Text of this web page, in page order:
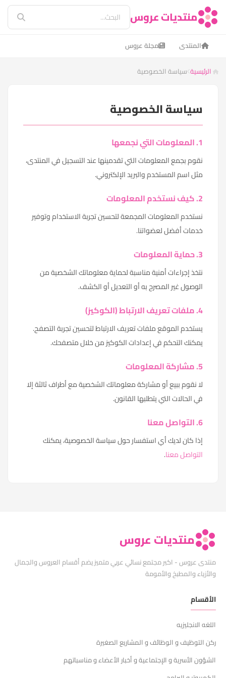
منتديات عروس
المنتدى مجلة عروس
الرئيسية سياسة الخصوصية
سياسة الخصوصية
1. المعلومات التي نجمعها
نقوم بجمع المعلومات التي تقدمينها عند التسجيل في المنتدى،
مثل اسم المستخدم والبريد الإلكتروني.
2. كيف نستخدم المعلومات
نستخدم المعلومات المجمعة لتحسين تجربة الاستخدام وتوفير
خدمات أفضل لعضواتنا.
3. حماية المعلومات
نتخذ إجراءات أمنية مناسبة لحماية معلوماتك الشخصية من
الوصول غير المصرح به أو التعديل أو الكشف.
4. ملفات تعريف الارتباط (الكوكيز)
يستخدم الموقع ملفات تعريف الارتباط لتحسين تجربة التصفح.
يمكنك التحكم في إعدادات الكوكيز من خلال متصفحك.
5. مشاركة المعلومات
لا نقوم ببيع أو مشاركة معلوماتك الشخصية مع أطراف ثالثة إلا
في الحالات التي يتطلبها القانون.
6. التواصل معنا
إذا كان لديك أي استفسار حول سياسة الخصوصية، يمكنك
التواصل معنا.
منتديات عروس
منتدى عروس - اكبر مجتمع نسائي عربي متميز يضم أقسام العروس والجمال
والأزياء والمطبخ والأمومة
الأقسام
اللغه الانجليزيه
ركن التوظيف و الوظائف و المشاريع الصغيرة
الشؤون الأسرية و الإجتماعية و أخبار الأعضاء و مناسباتهم